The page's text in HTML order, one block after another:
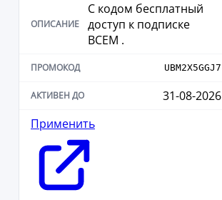
С кодом бесплатный
доступ к подписке
ВСЕМ .
UBM2X5GGJ7
31-08-2026
Применить